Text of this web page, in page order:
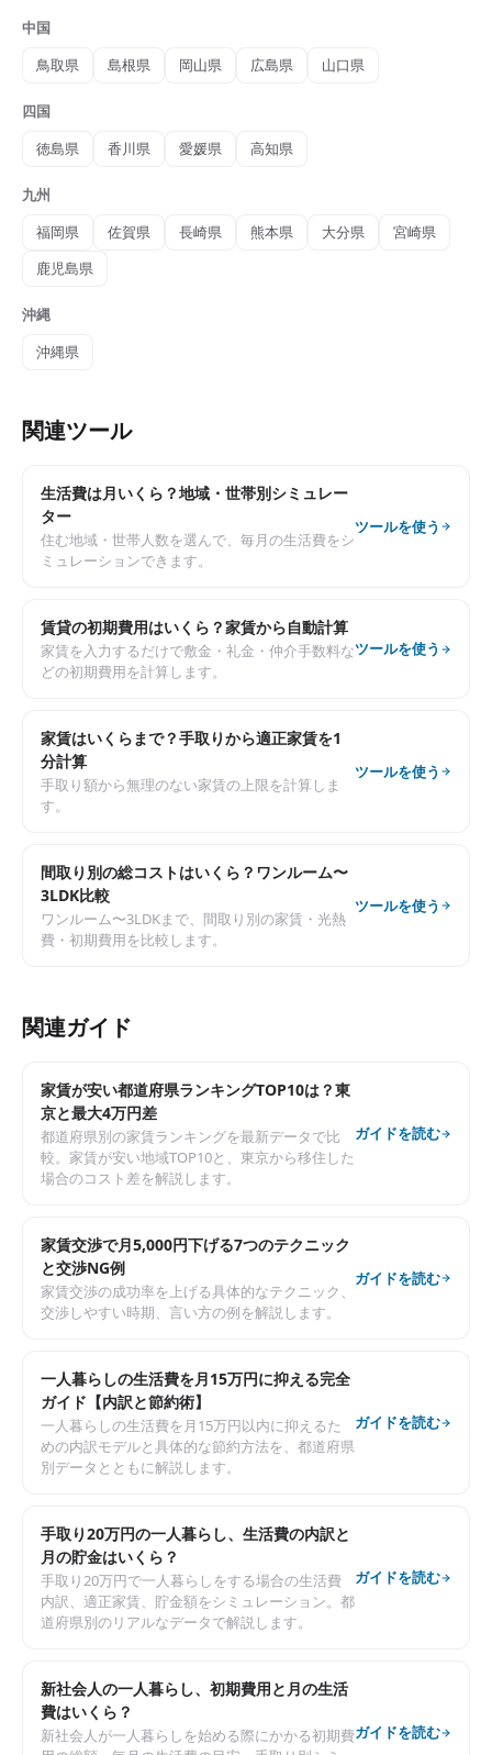
中国
鳥取県
島根県 岡山県 広島県 山口県
四国
徳島県
香川県 愛媛県 高知県
九州
福岡県
佐賀県 長崎県 熊本県 大分県
宮崎県
鹿児島県
沖縄
沖縄県
関連ツール
生活費は月いくら？地域・世帯別シミュレー
ター
住む地域・世帯人数を選んで、毎月の生活費をシ
ミュレーションできます。
ツールを使う
賃貸の初期費用はいくら？家賃から自動計算
家賃を入力するだけで敷金・礼金・仲介手数料な
どの初期費用を計算します。
ツールを使う
家賃はいくらまで？手取りから適正家賃を1
分計算
手取り額から無理のない家賃の上限を計算しま
す。
ツールを使う
間取り別の総コストはいくら？ワンルーム〜
3LDK比較
ワンルーム〜3LDKまで、間取り別の家賃・光熱
費・初期費用を比較します。
ツールを使う
関連ガイド
家賃が安い都道府県ランキングTOP10は？東
京と最大4万円差
都道府県別の家賃ランキングを最新データで比
較。家賃が安い地域TOP10と、東京から移住した
場合のコスト差を解説します。
ガイドを読む
家賃交渉で月5,000円下げる7つのテクニック
と交渉NG例
家賃交渉の成功率を上げる具体的なテクニック、
交渉しやすい時期、言い方の例を解説します。
ガイドを読む
一人暮らしの生活費を月15万円に抑える完全
ガイド【内訳と節約術】
一人暮らしの生活費を月15万円以内に抑えるた
めの内訳モデルと具体的な節約方法を、都道府県
別データとともに解説します。
ガイドを読む
手取り20万円の一人暮らし、生活費の内訳と
月の貯金はいくら？
手取り20万円で一人暮らしをする場合の生活費
内訳、適正家賃、貯金額をシミュレーション。都
道府県別のリアルなデータで解説します。
ガイドを読む
新社会人の一人暮らし、初期費用と月の生活
費はいくら？
新社会人が一人暮らしを始める際にかかる初期費ガイドを読む